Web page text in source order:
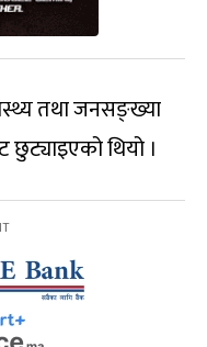
तथा जनसङ्ख्या
छुट्याइएको थियो ।